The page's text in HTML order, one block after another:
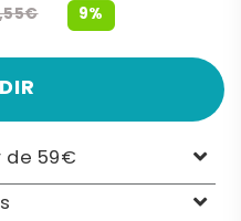
9%
de 59€